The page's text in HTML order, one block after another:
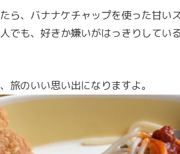
ら、バナナケチャップを使った甘い
でも、好きか嫌いがはっきりしてい
旅のいい思い出になりますよ。